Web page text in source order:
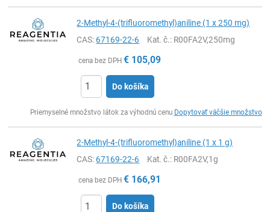
2-Methyl-4-(trifluoromethyl)aniline (1 x 250 mg)
CAS:67169-22-6 Kat. č.: R00FA2V,250mg
cena bez DPH € 105,09
Do košíka
Priemyselné množstvo látok za výhodnú cenu Dopytovať väčšie množstvo
2-Methyl-4-(trifluoromethyl)aniline (1 x 1 g)
CAS:67169-22-6 Kat. č.: R00FA2V,1g
cena bez DPH € 166,91
Do košíka